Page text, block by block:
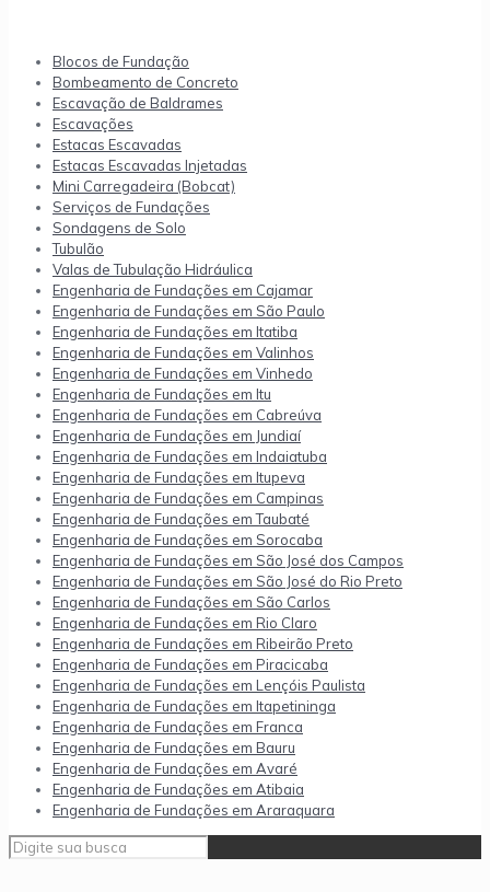
Blocos de Fundação
Bombeamento de Concreto
Escavação de Baldrames
Escavações
Estacas Escavadas
Estacas Escavadas Injetadas
Mini Carregadeira (Bobcat)
Serviços de Fundações
Sondagens de Solo
Tubulão
Valas de Tubulação Hidráulica
Engenharia de Fundações em Cajamar
Engenharia de Fundações em São Paulo
Engenharia de Fundações em Itatiba
Engenharia de Fundações em Valinhos
Engenharia de Fundações em Vinhedo
Engenharia de Fundações em Itu
Engenharia de Fundações em Cabreúva
Engenharia de Fundações em Jundiaí
Engenharia de Fundações em Indaiatuba
Engenharia de Fundações em Itupeva
Engenharia de Fundações em Campinas
Engenharia de Fundações em Taubaté
Engenharia de Fundações em Sorocaba
Engenharia de Fundações em São José dos Campos
Engenharia de Fundações em São José do Rio Preto
Engenharia de Fundações em São Carlos
Engenharia de Fundações em Rio Claro
Engenharia de Fundações em Ribeirão Preto
Engenharia de Fundações em Piracicaba
Engenharia de Fundações em Lençóis Paulista
Engenharia de Fundações em Itapetininga
Engenharia de Fundações em Franca
Engenharia de Fundações em Bauru
Engenharia de Fundações em Avaré
Engenharia de Fundações em Atibaia
Engenharia de Fundações em Araraquara